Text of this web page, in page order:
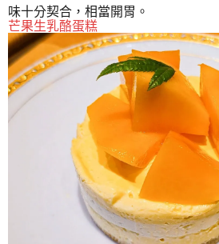
味十分契合，相當開胃。
芒果生乳酪蛋糕